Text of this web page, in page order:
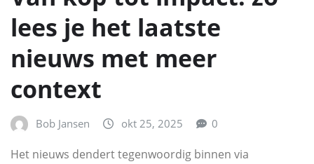
lees je het laatste
nieuws met meer
context
Bob Jansen okt 25, 2025 0
Het nieuws dendert tegenwoordig binnen via